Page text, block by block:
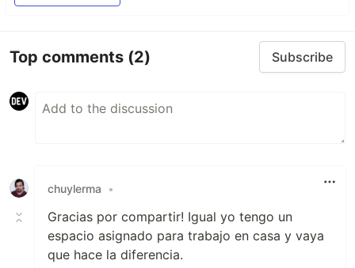
Top comments (2) Subscribe
chuylerma •
Gracias por compartir! Igual yo tengo un
espacio asignado para trabajo en casa y vaya
que hace la diferencia.